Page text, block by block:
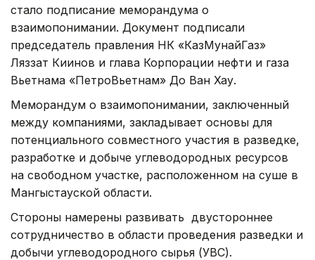
стало подписание меморандума о
взаимопонимании. Документ подписали
председатель правления НК «КазМунайГаз»
Ляззат Киинов и глава Корпорации нефти и газа
Вьетнама «ПетроВьетнам» До Ван Хау.
Меморандум о взаимопонимании, заключенный
между компаниями, закладывает основы для
потенциального совместного участия в разведке,
разработке и добыче углеводородных ресурсов
на свободном участке, расположенном на суше в
Мангыстауской области.
Стороны намерены развивать двустороннее
сотрудничество в области проведения разведки и
добычи углеводородного сырья (УВС).